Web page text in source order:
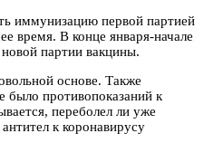
иммунизацию первой партией
время. В конце января-начале
партии вакцины.
основе. Также
было противопоказаний к
переболел ли уже
к коронавирусу